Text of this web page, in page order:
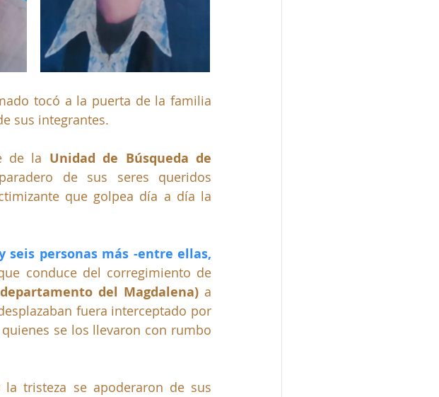
sus integrantes.
de la Unidad de Búsqueda de
de sus seres queridos
que golpea día a día la
seis personas más -entre ellas,
del Magdalena) a
fuera interceptado por
se los llevaron con rumbo
tristeza se apoderaron de sus